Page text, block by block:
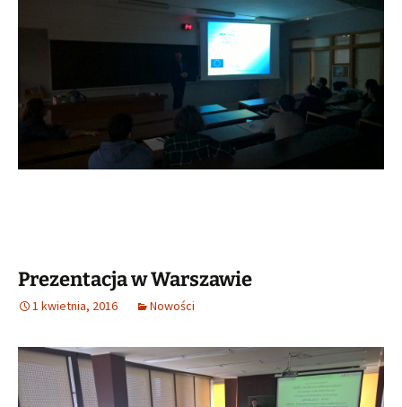
Prezentacja w Warszawie
1 kwietnia, 2016 Nowości